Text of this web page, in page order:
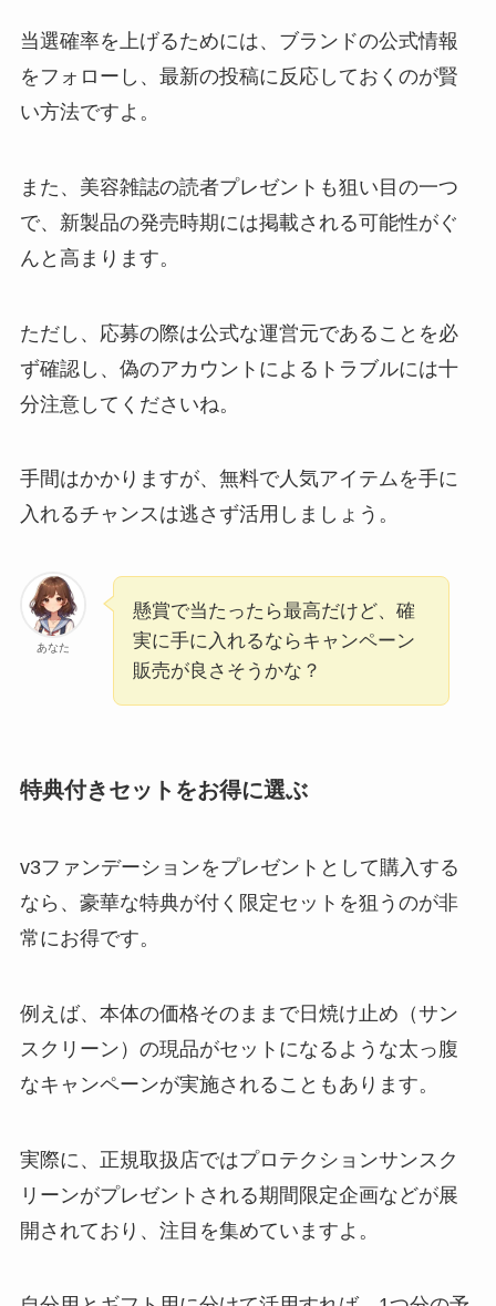
当選確率を上げるためには、ブランドの公式情報
をフォローし、最新の投稿に反応しておくのが賢
い方法ですよ。
また、美容雑誌の読者プレゼントも狙い目の一つ
で、新製品の発売時期には掲載される可能性がぐ
んと高まります。
ただし、応募の際は公式な運営元であることを必
ず確認し、偽のアカウントによるトラブルには十
分注意してくださいね。
手間はかかりますが、無料で人気アイテムを手に
入れるチャンスは逃さず活用しましょう。
あなた
懸賞で当たったら最高だけど、確
実に手に入れるならキャンペーン
販売が良さそうかな？
特典付きセットをお得に選ぶ
v3ファンデーションをプレゼントとして購入する
なら、豪華な特典が付く限定セットを狙うのが非
常にお得です。
例えば、本体の価格そのままで日焼け止め（サン
スクリーン）の現品がセットになるような太っ腹
なキャンペーンが実施されることもあります。
実際に、正規取扱店ではプロテクションサンスク
リーンがプレゼントされる期間限定企画などが展
開されており、注目を集めていますよ。